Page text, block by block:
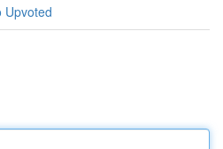
Upvoted